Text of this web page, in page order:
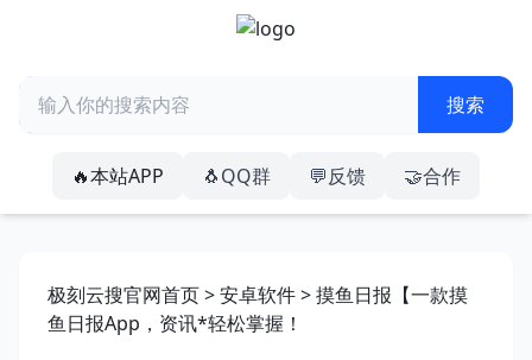
🔥本站APP 🐧QQ群 💬反馈 🤝合作
极刻云搜官网首页>安卓软件> 摸鱼日报【一款摸
鱼日报App，资讯*轻松掌握！